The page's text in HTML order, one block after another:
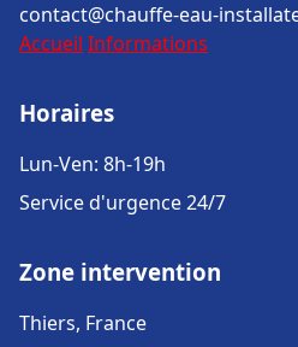
contact@chauffe-eau-
Accueil Informations
Horaires
Lun-Ven: 8h-19h
Service d'urgence 24/7
Zone intervention
Thiers, France